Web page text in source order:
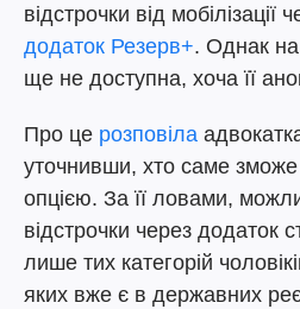
відстрочки від мобілізації
додаток Резерв+. Однак
ще не доступна, хоча її
Про це розповіла
уточнивши, хто саме зможе
опцією. За її ловами,
відстрочки через додаток
лише тих категорій
яких вже є в державних